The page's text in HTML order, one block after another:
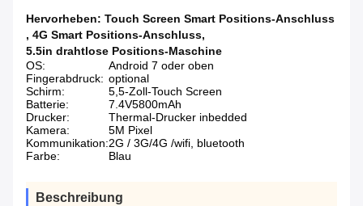
Hervorheben: Touch Screen Smart Positions-Anschluss
, 4G Smart Positions-Anschluss,
5.5in drahtlose Positions-Maschine
OS:
Android 7 oder oben
Fingerabdruck: optional
Schirm:
5,5-Zoll-Touch Screen
Batterie:
7.4V5800mAh
Drucker:
Thermal-Drucker inbedded
Kamera:
5M Pixel
Kommunikation:2G / 3G/4G /wifi, bluetooth
Farbe:
Blau
Beschreibung